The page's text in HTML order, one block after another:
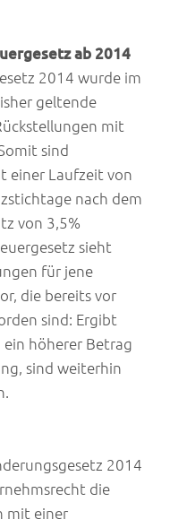
ab 2014
2014 wurde im
geltende
mit
sind
einer Laufzeit von
nach dem
von 3,5%
sieht
für jene
die bereits vor
sind: Ergibt
höherer Betrag
sind weiterhin
2014
die
mit einer